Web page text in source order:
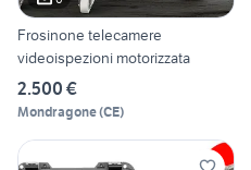
Frosinone telecamere
videoispezioni motorizzata
2.500 €
Mondragone(CE)